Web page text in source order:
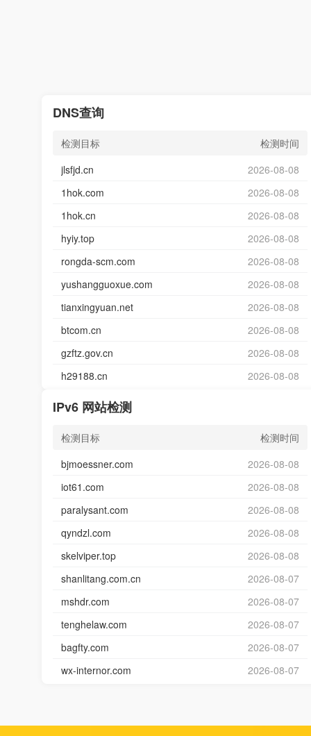
DNS查询
检测目标
检测时间
jlsfjd.cn
2026-08-08
1hok.com
2026-08-08
1hok.cn
2026-08-08
hyiy.top
2026-08-08
rongda-scm.com
2026-08-08
yushangguoxue.com
2026-08-08
tianxingyuan.net
2026-08-08
btcom.cn
2026-08-08
gzftz.gov.cn
2026-08-08
h29188.cn
2026-08-08
IPv6 网站检测
检测目标
检测时间
bjmoessner.com
2026-08-08
iot61.com
2026-08-08
paralysant.com
2026-08-08
qyndzl.com
2026-08-08
skelviper.top
2026-08-08
shanlitang.com.cn
2026-08-07
mshdr.com
2026-08-07
tenghelaw.com
2026-08-07
bagfty.com
2026-08-07
wx-internor.com
2026-08-07